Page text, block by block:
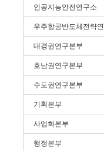
인공지능안전연구소
우주항공반도체전략
대경권연구본부
호남권연구본부
수도권연구본부
기획본부
사업화본부
행정본부